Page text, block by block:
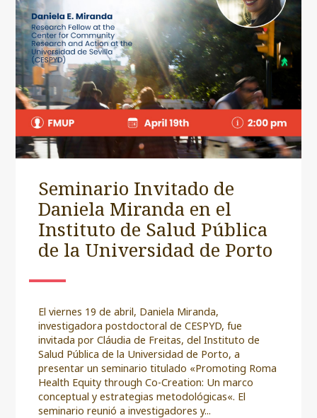
Seminario Invitado de
Daniela Miranda en el
Instituto de Salud Pública
de la Universidad de Porto
El viernes 19 de abril, Daniela Miranda,
investigadora postdoctoral de CESPYD, fue
invitada por Cláudia de Freitas, del Instituto de
Salud Pública de la Universidad de Porto, a
presentar un seminario titulado «Promoting Roma
Health Equity through Co-Creation: Un marco
conceptual y estrategias metodológicas«. El
seminario reunió a investigadores y...